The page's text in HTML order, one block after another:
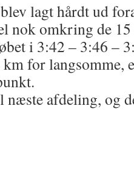
lagt hårdt ud
nok omkring de
i 3:42 – 3:46 –
for langsomme,
næste afdeling, og